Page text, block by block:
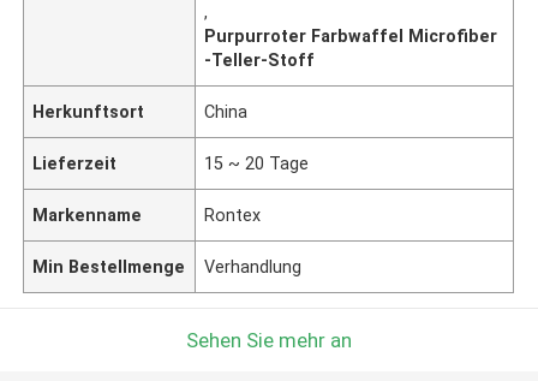
,
Purpurroter Farbwaffel Microfiber
-Teller-Stoff
Herkunftsort China
Lieferzeit 15 ~ 20 Tage
Markenname Rontex
Min Bestellmenge Verhandlung
Sehen Sie mehr an